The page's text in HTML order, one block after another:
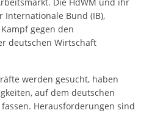
Internationale Bund (IB),
gegen den
deutschen Wirtschaft
werden gesucht, haben
auf dem deutschen
Herausforderungen sind